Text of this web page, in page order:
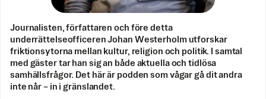
Journalisten, författaren och före detta
underrättelseofficeren Johan Westerholm utforskar
friktionsytorna mellan kultur, religion och politik. I samtal
med gäster tar han sig an både aktuella och tidlösa
samhällsfrågor. Det här är podden som vågar gå dit andra
inte når – in i gränslandet.